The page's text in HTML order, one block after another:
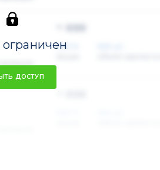
~ xxx
XXX %
ДОСТУП